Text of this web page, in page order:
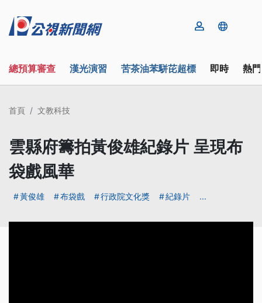
總預算審查 漢光演習 苦茶油苯駢芘超標 即時 熱
首頁 文教科技
雲縣府籌拍黃俊雄紀錄片 呈現布
袋戲風華
黃俊雄 布袋戲 行政院文化獎 紀錄片 ...